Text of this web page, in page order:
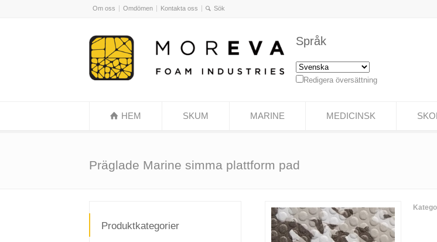
Om oss Omdömen Kontakta oss
Språk
Redigera översättning
HEM SKUM MARINE MEDICINSK
Präglade Marine simma plattform pad
Produktkategorier